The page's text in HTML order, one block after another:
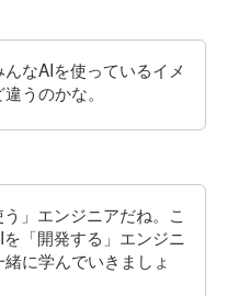
なAIを使っているイメ
うのかな。
」エンジニアだね。こ
「開発する」エンジニ
に学んでいきましょ